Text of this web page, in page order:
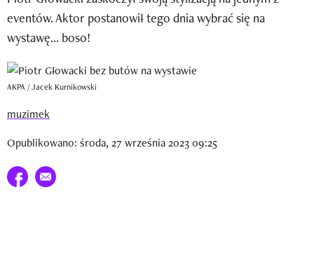
Mój profil / Zarejestruj się
eventów. Aktor postanowił tego dnia wybrać się na
wystawę... boso!
AKPA / Jacek Kurnikowski
muzimek
Opublikowano: środa, 27 września 2023 09:25
Udostępnij na facebook
E-mail do przyjaciela